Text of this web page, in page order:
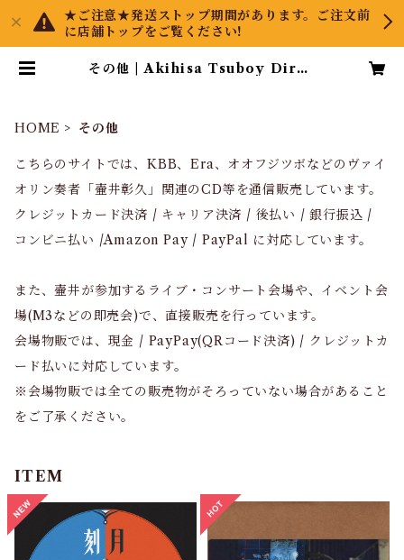
★ご注意★発送ストップ期間があります。ご注文前
に店舗トップをご覧ください!
その他 | Akihisa Tsuboy Direc
HOME その他
こちらのサイトでは、KBB、Era、オオフジツボなどのヴァイ
オリン奏者「壷井彰久」関連のCD等を通信販売しています。
クレジットカード決済 / キャリア決済 / 後払い / 銀行振込 /
コンビニ払い /Amazon Pay / PayPal に対応しています。
また、壷井が参加するライブ・コンサート会場や、イベント会
場(M3などの即売会)で、直接販売を行っています。
会場物販では、現金 / PayPay(QRコード決済) / クレジットカ
ード払いに対応しています。
※会場物販では全ての販売物がそろっていない場合があること
をご了承ください。
ITEM